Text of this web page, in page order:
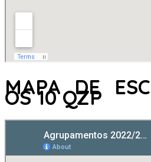
MAPA DE
OS 10 QZP